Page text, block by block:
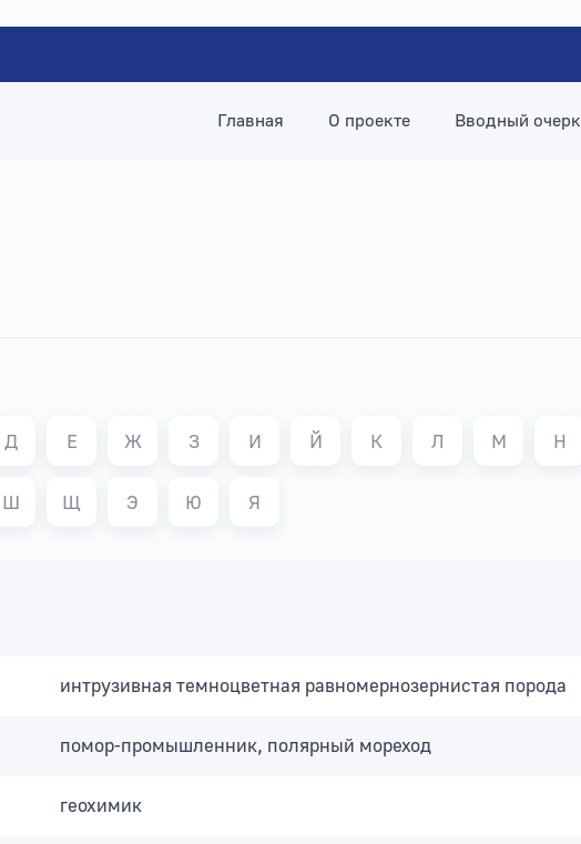
Главная О проекте Вводный очерк
Д Е Ж З И Й К Л М Н
Ш Щ Э Ю Я
интрузивная темноцветная равномернозернистая порода
помор-промышленник, полярный мореход
геохимик